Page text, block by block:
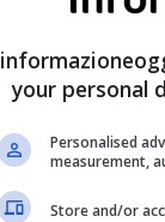
your personal
Personalised
measurement,
Store and/or